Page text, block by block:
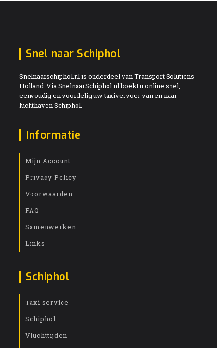
Snel naar Schiphol
Snelnaarschiphol.nl is onderdeel van Transport Solutions
Holland. Via SnelnaarSchiphol.nl boekt u online snel,
eenvoudig en voordelig uw taxivervoer van en naar
luchthaven Schiphol.
Informatie
Mijn Account
Privacy Policy
Voorwaarden
FAQ
Samenwerken
Links
Schiphol
Taxi service
Schiphol
Vluchttijden